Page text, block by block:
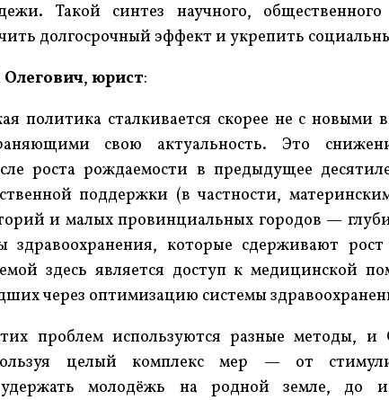
Такой синтез научного,
долгосрочный эффект и укрепить
, юрист:
политика сталкивается скорее не с новыми
свою актуальность. Это
роста рождаемости в предыдущее
поддержки (в частности,
и малых провинциальных городов —
здравоохранения, которые сдерживают
здесь является доступ к медицинской
через оптимизацию системы
проблем используются разные методы, и
целый комплекс мер — от
молодёжь на родной земле, до